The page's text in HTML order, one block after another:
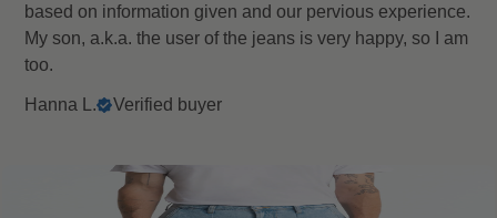
based on information given and our pervious experience.
My son, a.k.a. the user of the jeans is very happy, so I am
too.
Hanna L. Verified buyer